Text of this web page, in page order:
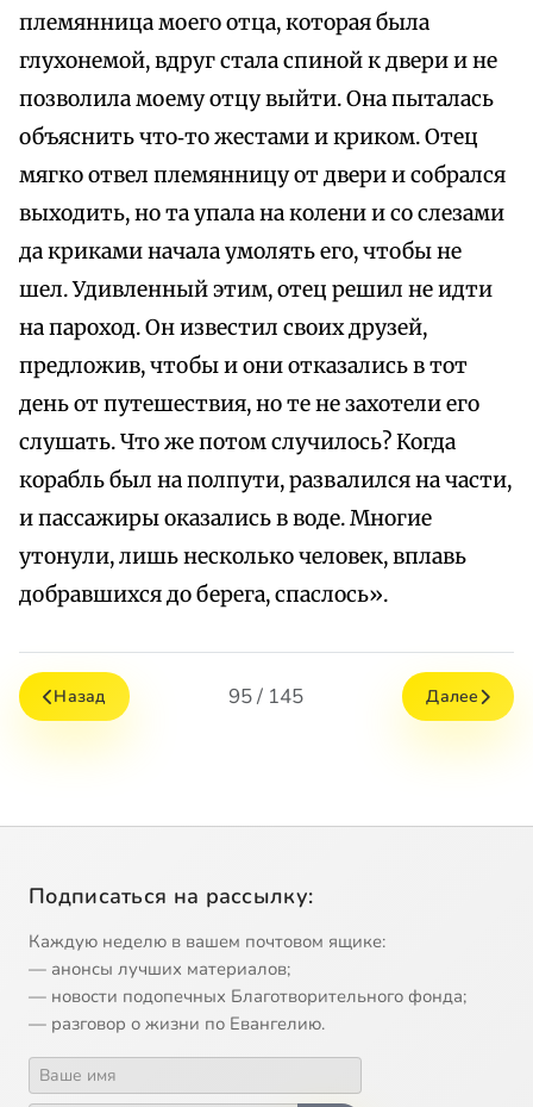
племянница моего отца, которая была
глухонемой, вдруг стала спиной к двери и не
позволила моему отцу выйти. Она пыталась
объяснить что‑то жестами и криком. Отец
мягко отвел племянницу от двери и собрался
выходить, но та упала на колени и со слезами
да криками начала умолять его, чтобы не
шел. Удивленный этим, отец решил не идти
на пароход. Он известил своих друзей,
предложив, чтобы и они отказались в тот
день от путешествия, но те не захотели его
слушать. Что же потом случилось? Когда
корабль был на полпути, развалился на части,
и пассажиры оказались в воде. Многие
утонули, лишь несколько человек, вплавь
добравшихся до берега, спаслось».
Назад 95 / 145 Далее
Подписаться на рассылку:
Каждую неделю в вашем почтовом ящике:
— анонсы лучших материалов;
— новости подопечных Благотворительного фонда;
— разговор о жизни по Евангелию.